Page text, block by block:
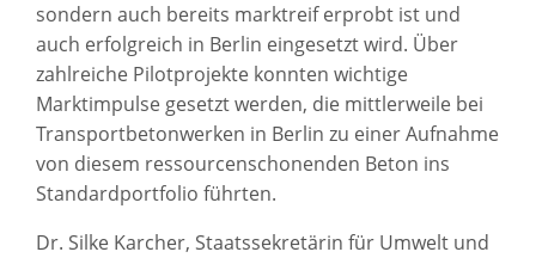
sondern auch bereits marktreif erprobt ist und
auch erfolgreich in Berlin eingesetzt wird. Über
zahlreiche Pilotprojekte konnten wichtige
Marktimpulse gesetzt werden, die mittlerweile bei
Transportbetonwerken in Berlin zu einer Aufnahme
von diesem ressourcenschonenden Beton ins
Standardportfolio führten.
Dr. Silke Karcher, Staatssekretärin für Umwelt und